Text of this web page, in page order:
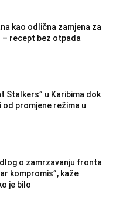
kao odlična zamjena za
– recept bez otpada
Stalkers” u Karibima dok
promjene režima u
o zamrzavanju fronta
kompromis”, kaže
je bilo